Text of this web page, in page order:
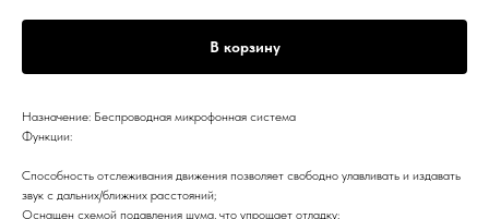
В корзину
Назначение: Беспроводная микрофонная система
Функции:
Способность отслеживания движения позволяет свободно улавливать и издавать
звук с дальних/ближних расстояний;
Оснащен схемой подавления шума, что упрощает отладку;